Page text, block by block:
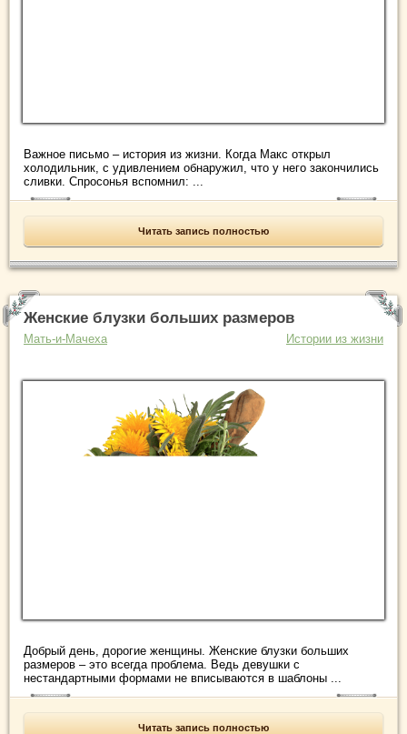
Важное письмо – история из жизни. Когда Макс открыл
холодильник, с удивлением обнаружил, что у него закончились
сливки. Спросонья вспомнил: ...
Читать запись полностью
Женские блузки больших размеров
Мать-и-Мачеха Истории из жизни
Добрый день, дорогие женщины. Женские блузки больших
размеров – это всегда проблема. Ведь девушки с
нестандартными формами не вписываются в шаблоны ...
Читать запись полностью